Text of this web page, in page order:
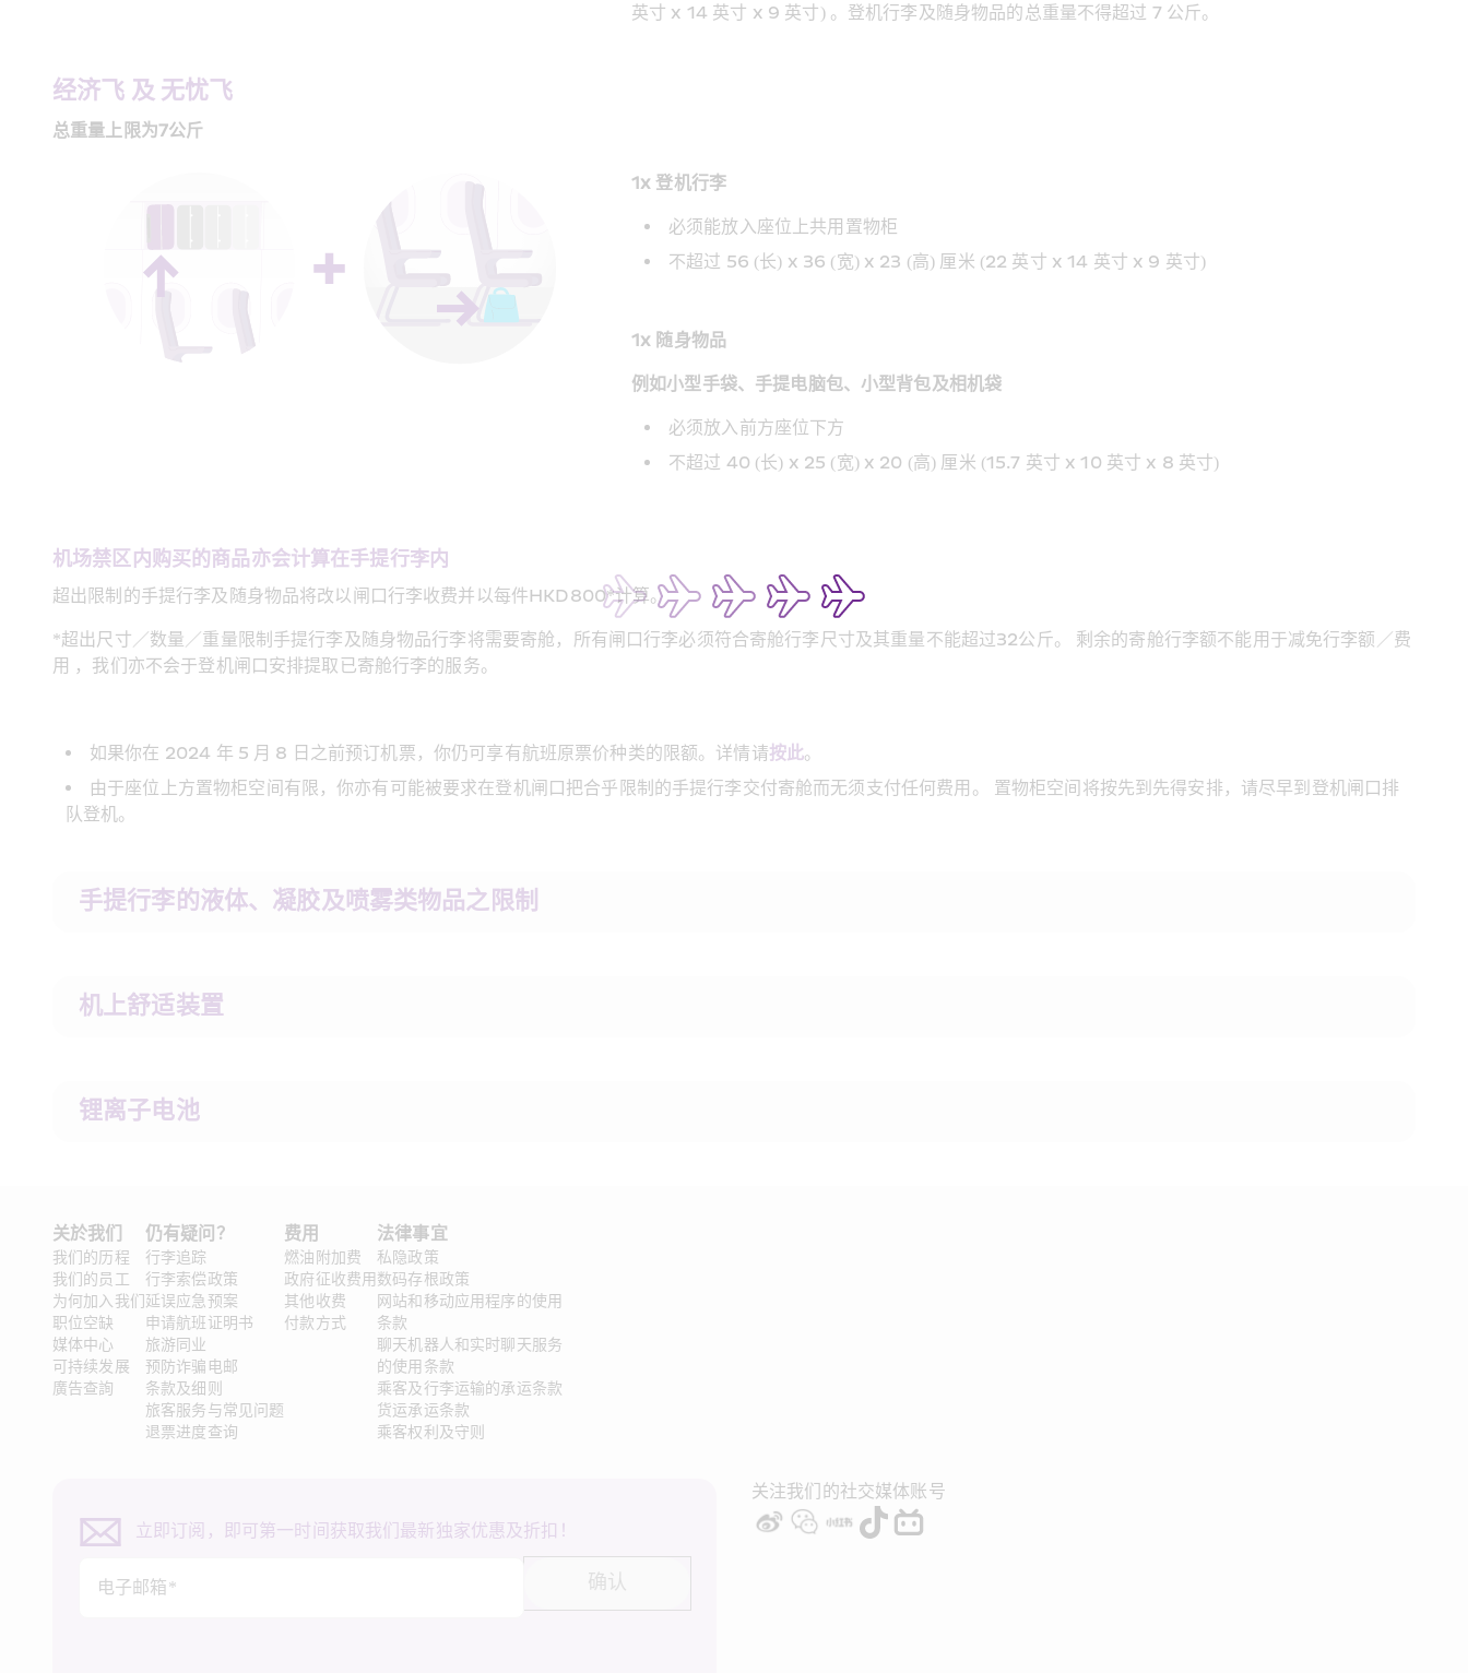
英寸 x 14 英寸 x 9 英寸) 。登机行李及随身物品的总重量不得超过 7 公斤。
经济飞 及 无忧飞
总重量上限为7公斤
1x 登机行李
必须能放入座位上共用置物柜
不超过 56 (长) x 36 (宽) x 23 (高) 厘米 (22 英寸 x 14 英寸 x 9 英寸)
1x 随身物品
例如小型手袋、手提电脑包、小型背包及相机袋
必须放入前方座位下方
不超过 40 (长) x 25 (宽) x 20 (高) 厘米 (15.7 英寸 x 10 英寸 x 8 英寸)
机场禁区内购买的商品亦会计算在手提行李内
超出限制的手提行李及随身物品将改以闸口行李收费并以每件HKD800*计算。
*超出尺寸／数量／重量限制手提行李及随身物品行李将需要寄舱，所有闸口行李必须符合寄舱行李尺寸及其重量不能超过32公斤。 剩余的寄舱行李额不能用于减免行李额／费
用 ，我们亦不会于登机闸口安排提取已寄舱行李的服务。
如果你在 2024 年 5 月 8 日之前预订机票，你仍可享有航班原票价种类的限额。详情请按此。
由于座位上方置物柜空间有限，你亦有可能被要求在登机闸口把合乎限制的手提行李交付寄舱而无须支付任何费用。 置物柜空间将按先到先得安排，请尽早到登机闸口排
队登机。
手提行李的液体、凝胶及喷雾类物品之限制
机上舒适装置
锂离子电池
关於我们
我们的历程
我们的员工
为何加入我们
职位空缺
媒体中心
可持续发展
廣告查詢
仍有疑问？
行李追踪
行李索偿政策
延误应急预案
申请航班证明书
旅游同业
预防诈骗电邮
条款及细则
旅客服务与常见问题
退票进度查询
费用
燃油附加费
政府征收费用
其他收费
付款方式
法律事宜
私隐政策
数码存根政策
网站和移动应用程序的使用
条款
聊天机器人和实时聊天服务
的使用条款
乘客及行李运输的承运条款
货运承运条款
乘客权利及守则
立即订阅，即可第一时间获取我们最新独家优惠及折扣！
电子邮箱* 确认
关注我们的社交媒体账号